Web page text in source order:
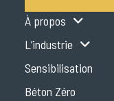
À propos
L’industrie
Sensibilisation
Béton Zéro